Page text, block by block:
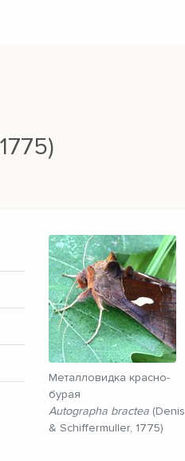
Металловидка красно-
бурая
Autographa bractea (Denis
& Schiffermuller, 1775)